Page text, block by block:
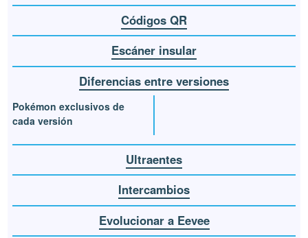
Códigos QR
Escáner insular
Diferencias entre versiones
Pokémon exclusivos de
cada versión
Ultraentes
Intercambios
Evolucionar a Eevee